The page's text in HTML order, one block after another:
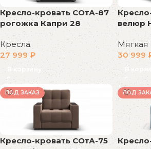
Кресло-кровать СОтА-87
рогожка Капри 28
Кресла
27 999₽
В корзину
велюр
Мягкая
30 999
В
ПОД ЗАКАЗ
Кресло-кровать СОтА-75
ПОД